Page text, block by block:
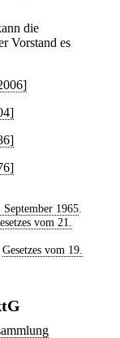
die
Vorstand es
September 1965.
vom 21.
Gesetzes vom 19.